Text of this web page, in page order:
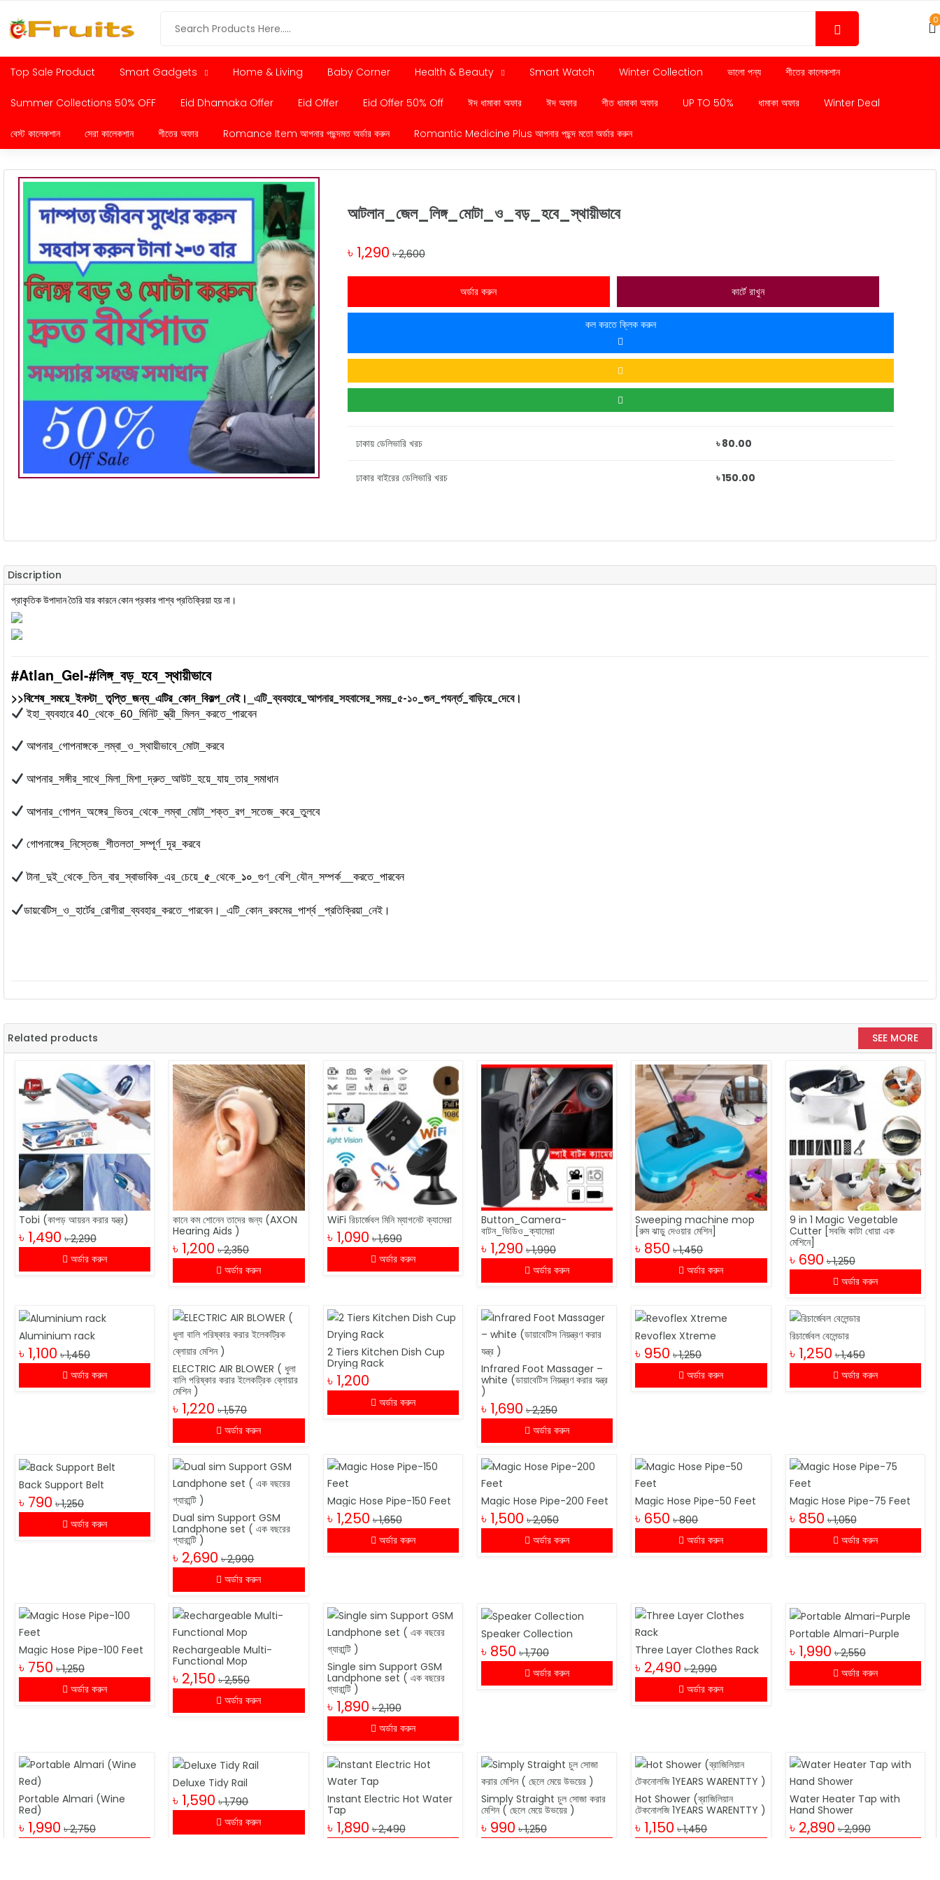
0
Top Sale Product Smart Gadgets Home & Living Baby Corner Health & Beauty Smart Watch Winter Collection ভালো পন্য শীতের কালেকশান
Summer Collections 50% OFF Eid Dhamaka Offer Eid Offer Eid Offer 50% Off ঈদ ধামাকা অফার ঈদ অফার শীত ধামাকা অফার UP TO 50% ধামাকা অফার Winter Deal
বেস্ট কালেকশান সেরা কালেকশান শীতের অফার Romance Item আপনার পছন্দমত অর্ডার করুন Romantic Medicine Plus আপনার পছন্দ মতো অর্ডার করুন
আটলান_জেল_লিঙ্গ_মোটা_ও_বড়_হবে_স্থায়ীভাবে
৳ 1,290 ৳ 2,600
অর্ডার করুন কার্টে রাখুন
কল করতে ক্লিক করুন
ঢাকায় ডেলিভারি খরচ ৳ 80.00
ঢাকার বাইরের ডেলিভারি খরচ ৳ 150.00
Discription
প্রাকৃতিক উপাদান তৈরি যার কারনে কোন প্রকার পাশ্ব প্রতিক্রিয়া হয় না।
#Atlan_Gel-#লিঙ্গ_বড়_হবে_স্থায়ীভাবে
>>বিশেষ_সময়ে_ইনস্টা_ তৃপ্তি_জন্য_এটির_কোন_বিকল্প_নেই।_ এটি_ব্যবহারে_আপনার_সহবাসের_সময়_৫-১০_গুন_পযর্ন্ত_বাড়িয়ে_দেবে।
ইহা_ব্যবহারে 40_থেকে_60_মিনিট_স্ত্রী_মিলন_করতে_পারবেন
আপনার_গোপনাঙ্গকে_লম্বা_ও_স্থায়ীভাবে_মোটা_করবে
আপনার_সঙ্গীর_সাথে_মিলা_মিশা_দ্রুত_আউট_হয়ে_যায়_তার_সমাধান
আপনার_গোপন_অঙ্গের_ভিতর_থেকে_লম্বা_মোটা_শক্ত_রগ_সতেজ_করে_তুলবে
গোপনাঙ্গের_নিস্তেজ_শীতলতা_সম্পূর্ণ_দূর_করবে
টানা_দুই_থেকে_তিন_বার_স্বাভাবিক_এর_চেয়ে_৫ _থেকে_ ১০ _গুণ_বেশি_যৌন_সম্পর্ক__করতে_পারবেন
ডায়বেটিস_ও_হার্টের_রোগীরা_ব্যবহার_করতে_পারবেন।_এটি_কোন_রকমের_পার্শ্ব _প্রতিক্রিয়া_নেই।
Related products SEE MORE
Tobi (কাপড় আয়রন করার যন্ত্র)
৳ 1,490 ৳ 2,290
অর্ডার করুন
কানে কম শোনেন তাদের জন্য (AXON
Hearing Aids )
৳ 1,200 ৳ 2,350
অর্ডার করুন
WiFi রিচার্জেবল মিনি ম্যাগনেট ক্যামেরা
৳ 1,090 ৳ 1,690
অর্ডার করুন
Button_Camera-
বাটন_ভিডিও_ক্যামেরা
৳ 1,290 ৳ 1,990
অর্ডার করুন
Sweeping machine mop
[রুম ঝাড়ু দেওয়ার মেশিন]
৳ 850 ৳ 1,450
অর্ডার করুন
9 in 1 Magic Vegetable
Cutter [সবজি কাটা ধোয়া এক
মেশিনে]
৳ 690 ৳ 1,250
অর্ডার করুন
Aluminium rack
৳ 1,100 ৳ 1,450
অর্ডার করুন
ELECTRIC AIR BLOWER ( ধুলা
বালি পরিষ্কার করার ইলেকট্রিক ব্লোয়ার
মেশিন )
৳ 1,220 ৳ 1,570
অর্ডার করুন
2 Tiers Kitchen Dish Cup
Drying Rack
৳ 1,200
অর্ডার করুন
Infrared Foot Massager –
white (ডায়াবেটিস নিয়ন্ত্রণ করার যন্ত্র
)
৳ 1,690 ৳ 2,250
অর্ডার করুন
Revoflex Xtreme
৳ 950 ৳ 1,250
অর্ডার করুন
রিচার্জেবল বেলেন্ডার
৳ 1,250 ৳ 1,450
অর্ডার করুন
Back Support Belt
৳ 790 ৳ 1,250
অর্ডার করুন
Dual sim Support GSM
Landphone set ( এক বছরের
গ্যারান্টি )
৳ 2,690 ৳ 2,990
অর্ডার করুন
Magic Hose Pipe-150 Feet
৳ 1,250 ৳ 1,650
অর্ডার করুন
Magic Hose Pipe-200 Feet
৳ 1,500 ৳ 2,050
অর্ডার করুন
Magic Hose Pipe-50 Feet
৳ 650 ৳ 800
অর্ডার করুন
Magic Hose Pipe-75 Feet
৳ 850 ৳ 1,050
অর্ডার করুন
Magic Hose Pipe-100 Feet
৳ 750 ৳ 1,250
অর্ডার করুন
Rechargeable Multi-
Functional Mop
৳ 2,150 ৳ 2,550
অর্ডার করুন
Single sim Support GSM
Landphone set ( এক বছরের
গ্যারান্টি )
৳ 1,890 ৳ 2,190
অর্ডার করুন
Speaker Collection
৳ 850 ৳ 1,700
অর্ডার করুন
Three Layer Clothes Rack
৳ 2,490 ৳ 2,990
অর্ডার করুন
Portable Almari-Purple
৳ 1,990 ৳ 2,550
অর্ডার করুন
Portable Almari (Wine
Red)
৳ 1,990 ৳ 2,750
Deluxe Tidy Rail
৳ 1,590 ৳ 1,790
অর্ডার করুন
Instant Electric Hot Water
Tap
৳ 1,890 ৳ 2,490
Simply Straight চুল সোজা করার
মেশিন ( ছেলে মেয়ে উভয়ের )
৳ 990 ৳ 1,250
Hot Shower (ব্রাজিলিয়ান
টেকনোলজি 1YEARS WARENTTY )
৳ 1,150 ৳ 1,450
Water Heater Tap with
Hand Shower
৳ 2,890 ৳ 2,990